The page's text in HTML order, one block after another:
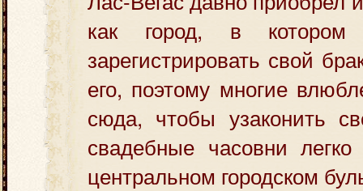
как город, в
зарегистрировать свой
его, поэтому многие
сюда, чтобы узаконить
свадебные часовни
центральном городском